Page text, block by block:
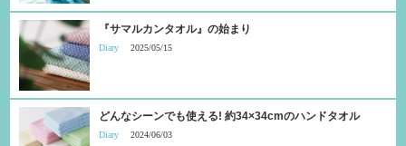
『サマルカンタオル』の始まり
Diary 2025/05/15
どんなシーンでも使える! 約34×34cmのハンドタオル
Diary 2024/06/03